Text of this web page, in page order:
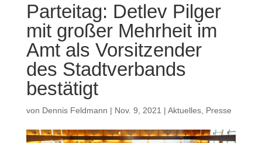
Parteitag: Detlev Pilger
mit großer Mehrheit im
Amt als Vorsitzender
des Stadtverbands
bestätigt
von Dennis Feldmann | Nov. 9, 2021 | Aktuelles, Presse